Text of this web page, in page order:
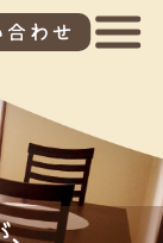
わせ
、